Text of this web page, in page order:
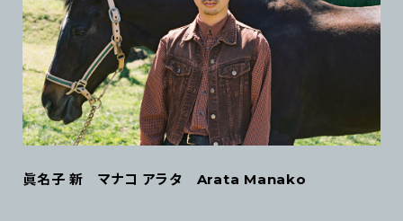
眞名子 新 マナコ アラタ Arata Manako